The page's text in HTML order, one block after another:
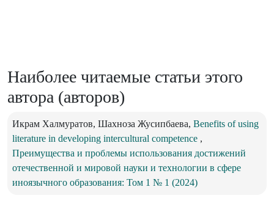
Наиболее читаемые статьи этого
автора (авторов)
Икрам Халмуратов, Шахноза Жусипбаева, Benefits of using
literature in developing intercultural competence ,
Преимущества и проблемы использования достижений
отечественной и мировой науки и технологии в сфере
иноязычного образования: Том 1 № 1 (2024)